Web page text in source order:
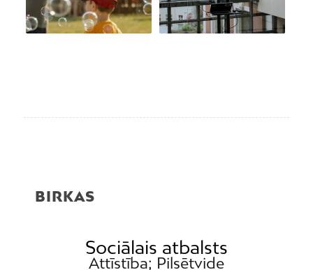
BIRKAS
Sociālais atbalsts
Attīstība; Pilsētvide